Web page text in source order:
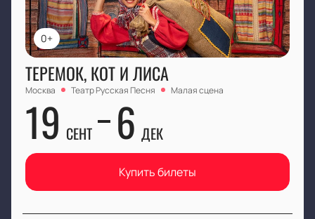
0+
ТЕРЕМОК, КОТ И ЛИСА
Москва Театр Русская Песня Малая сцена
19 СЕНТ 6 ДЕК
Купить билеты